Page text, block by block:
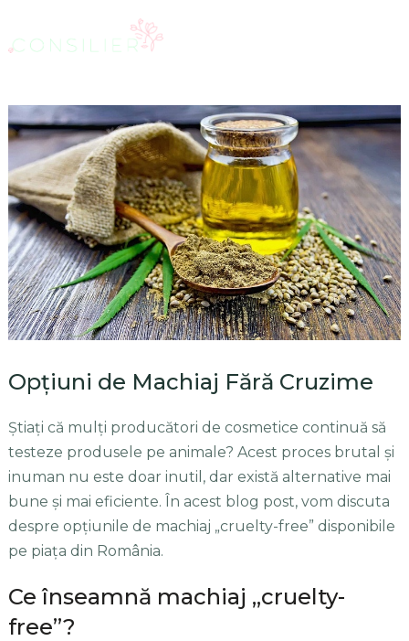
Opțiuni de Machiaj Fără Cruzime
Știați că mulți producători de cosmetice continuă să
testeze produsele pe animale? Acest proces brutal și
inuman nu este doar inutil, dar există alternative mai
bune și mai eficiente. În acest blog post, vom discuta
despre opțiunile de machiaj „cruelty-free” disponibile
pe piața din România.
Ce înseamnă machiaj „cruelty-
free”?